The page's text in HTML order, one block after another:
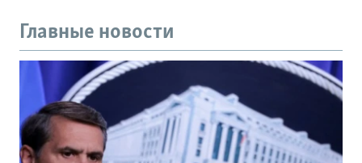
Главные новости